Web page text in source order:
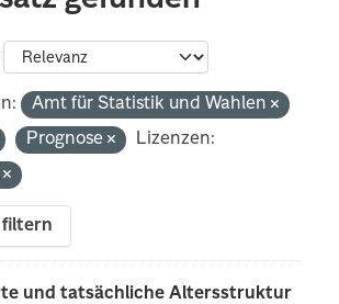
Amt für Statistik und Wahlen
Prognose
Lizenzen:
filtern
und tatsächliche Altersstruktur